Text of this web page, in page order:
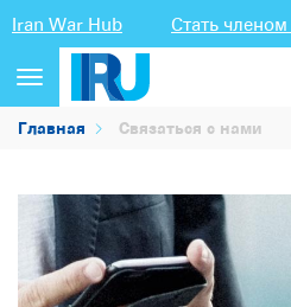
Iran War Hub Стать членом
Переключить
навигацию
Главная Связаться с нами